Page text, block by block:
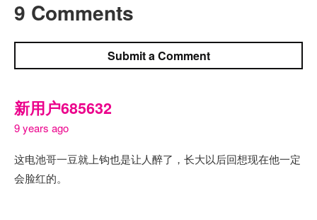
9 Comments
Submit a Comment
新用户685632
9 years ago
这电池哥一豆就上钩也是让人醉了，长大以后回想现在他一定
会脸红的。